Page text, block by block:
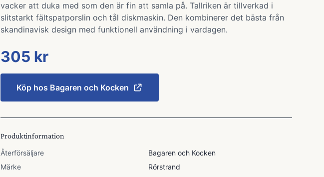
vacker att duka med som den är fin att samla på. Tallriken är tillverkad i
slitstarkt fältspatporslin och tål diskmaskin. Den kombinerer det bästa från
skandinavisk design med funktionell användning i vardagen.
305 kr
Köp hos Bagaren och Kocken
Produktinformation
Återförsäljare
Bagaren och Kocken
Märke
Rörstrand